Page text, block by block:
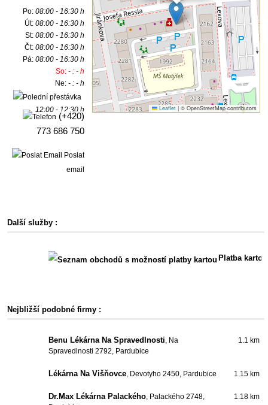
Po:08:00 - 16:30 h
Út:08:00 - 16:30 h
St:08:00 - 16:30 h
Čt:08:00 - 16:30 h
Pá:08:00 - 16:30 h
So:- : - h
Ne:- : - h
12:00 - 12:30 h
(+420)
773 686 750
Poslat
email
Leaflet |© OpenStreetMap contributors
Další služby :
Platba kartou
Nejbližší podobné firmy :
Benu Lékárna Na Spravedlnosti, Na
Spravedlnosti 2792, Pardubice
1.1 km
Lékárna Na Višňovce, Devotyho 2450, Pardubice 1.15 km
Dr.Max Lékárna Palackého, Palackého 2748,
1.18 km